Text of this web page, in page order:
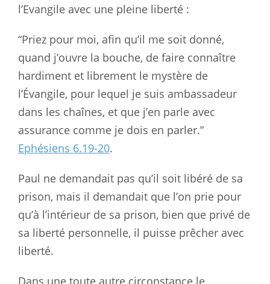
l’Evangile avec une pleine liberté :
“Priez pour moi, afin qu’il me soit donné,
quand j’ouvre la bouche, de faire connaître
hardiment et librement le mystère de
l’Évangile, pour lequel je suis ambassadeur
dans les chaînes, et que j’en parle avec
assurance comme je dois en parler.”
Ephésiens 6.19-20.
Paul ne demandait pas qu’il soit libéré de sa
prison, mais il demandait que l’on prie pour
qu’à l’intérieur de sa prison, bien que privé de
sa liberté personnelle, il puisse prêcher avec
liberté.
Dans une toute autre circonstance le